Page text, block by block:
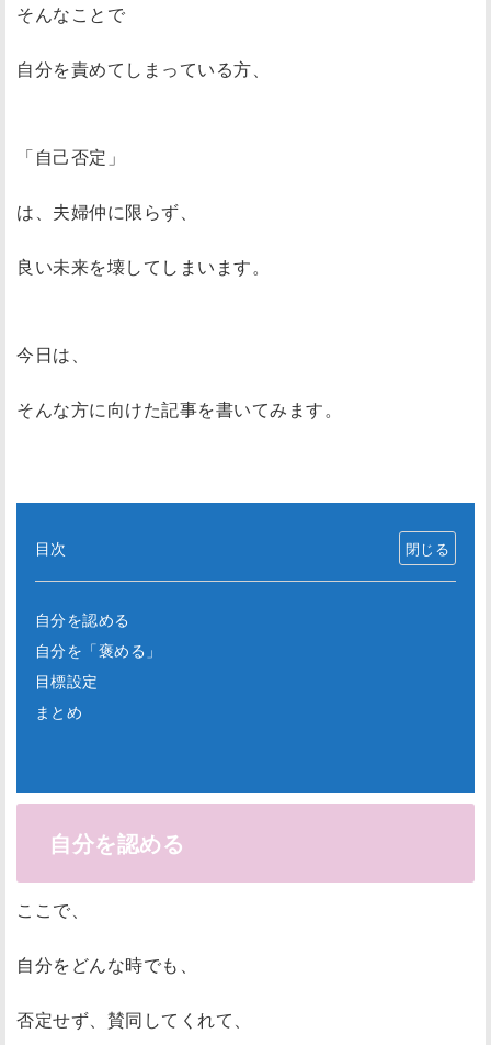
そんなことで
自分を責めてしまっている方、
「自己否定」
は、夫婦仲に限らず、
良い未来を壊してしまいます。
今日は、
そんな方に向けた記事を書いてみます。
目次
自分を認める
自分を「褒める」
目標設定
まとめ
自分を認める
ここで、
自分をどんな時でも、
否定せず、賛同してくれて、